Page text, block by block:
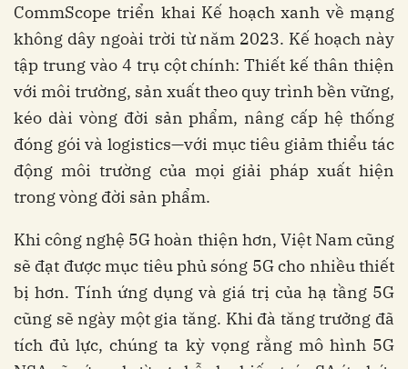
CommScope triển khai Kế hoạch xanh về mạng
không dây ngoài trời từ năm 2023. Kế hoạch này
tập trung vào 4 trụ cột chính: Thiết kế thân thiện
với môi trường, sản xuất theo quy trình bền vững,
kéo dài vòng đời sản phẩm, nâng cấp hệ thống
đóng gói và logistics—với mục tiêu giảm thiểu tác
động môi trường của mọi giải pháp xuất hiện
trong vòng đời sản phẩm.
Khi công nghệ 5G hoàn thiện hơn, Việt Nam cũng
sẽ đạt được mục tiêu phủ sóng 5G cho nhiều thiết
bị hơn. Tính ứng dụng và giá trị của hạ tầng 5G
cũng sẽ ngày một gia tăng. Khi đà tăng trưởng đã
tích đủ lực, chúng ta kỳ vọng rằng mô hình 5G